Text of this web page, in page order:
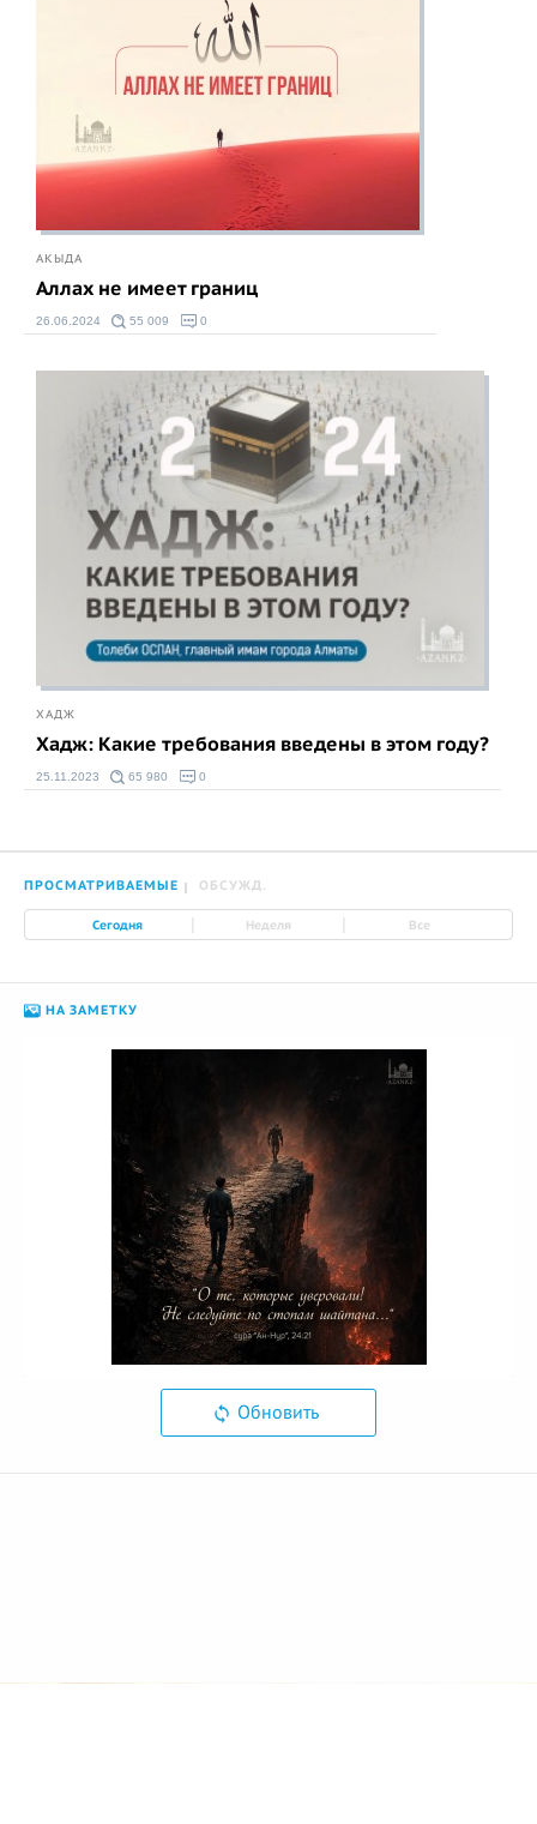
АКЫДА
Аллах не имеет границ
26.06.2024 55 009 0
ХАДЖ
Хадж: Какие требования введены в этом году?
25.11.2023 65 980 0
ПРОСМАТРИВАЕМЫЕ ОБСУЖД.
Сегодня Неделя Все
НА ЗАМЕТКУ
Обновить